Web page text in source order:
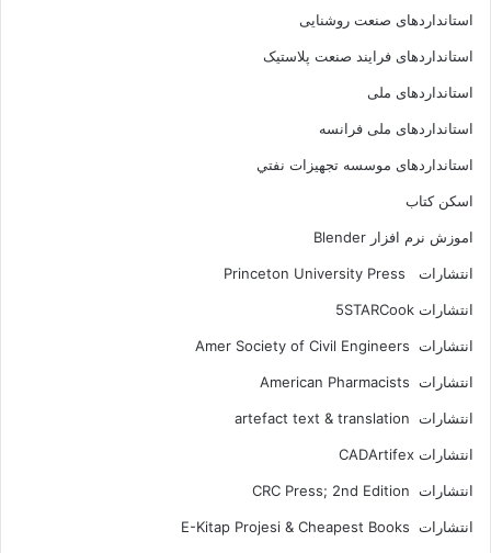
استانداردهای صنعت روشنایی
استانداردهای فرايند صنعت پلاستيک
استانداردهای ملی
استانداردهای ملی فرانسه
استانداردهای موسسه تجهيزات نفتي
اسکن کتاب
اموزش نرم افزار Blender
انتشارات Princeton University Press
انتشارات ‎ 5STARCook
انتشارات Amer Society of Civil Engineers
انتشارات American Pharmacists
انتشارات artefact text & translation
انتشارات ‎ CADArtifex
انتشارات CRC Press; 2nd Edition
انتشارات E-Kitap Projesi & Cheapest Books